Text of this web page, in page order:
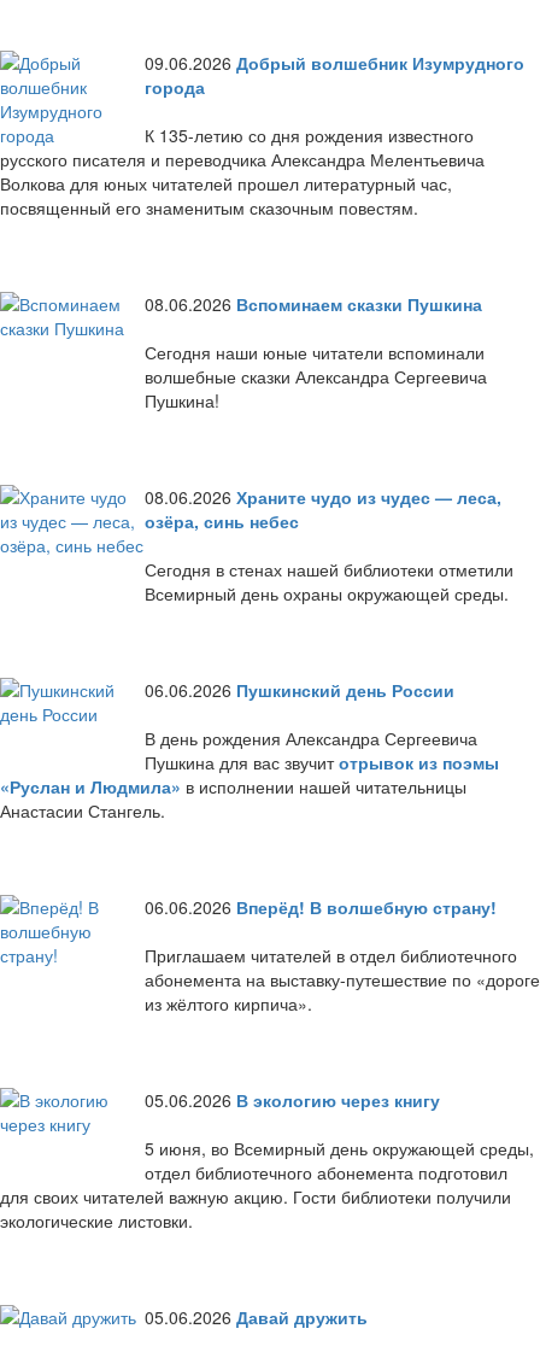
09.06.2026 Добрый волшебник Изумрудного
города
К 135-летию со дня рождения известного
русского писателя и переводчика Александра Мелентьевича
Волкова для юных читателей прошел литературный час,
посвященный его знаменитым сказочным повестям.
08.06.2026 Вспоминаем сказки Пушкина
Сегодня наши юные читатели вспоминали
волшебные сказки Александра Сергеевича
Пушкина!
08.06.2026 Храните чудо из чудес — леса,
озёра, синь небес
Сегодня в стенах нашей библиотеки отметили
Всемирный день охраны окружающей среды.
06.06.2026 Пушкинский день России
В день рождения Александра Сергеевича
Пушкина для вас звучитотрывок из поэмы
«Руслан и Людмила» в исполнении нашей читательницы
Анастасии Стангель.
06.06.2026 Вперёд! В волшебную страну!
Приглашаем читателей в отдел библиотечного
абонемента на выставку-путешествие по «дороге
из жёлтого кирпича».
05.06.2026 В экологию через книгу
5 июня, во Всемирный день окружающей среды,
отдел библиотечного абонемента подготовил
для своих читателей важную акцию. Гости библиотеки получили
экологические листовки.
05.06.2026 Давай дружить